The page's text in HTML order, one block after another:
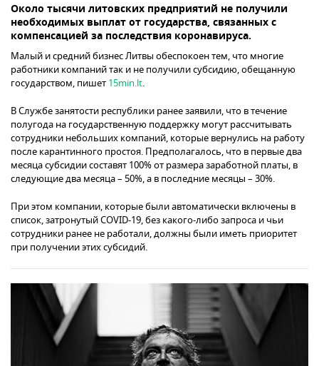
Около тысячи литовских предприятий не получили
необходимых выплат от государства, связанных с
компенсацией за последствия коронавируса.
Малый и средний бизнес Литвы обеспокоен тем, что многие
работники компаний так и не получили субсидию, обещанную
государством, пишет 15min.lt.
В Службе занятости республики ранее заявили, что в течение
полугода на государственную поддержку могут рассчитывать
сотрудники небольших компаний, которые вернулись на работу
после карантинного простоя. Предполагалось, что в первые два
месяца субсидии составят 100% от размера заработной платы, в
следующие два месяца – 50%, а в последние месяцы – 30%.
При этом компании, которые были автоматически включены в
список, затронутый COVID-19, без какого-либо запроса и чьи
сотрудники ранее не работали, должны были иметь приоритет
при получении этих субсидий.